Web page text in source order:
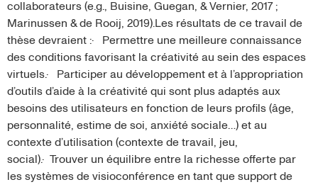
collaborateurs (e.g., Buisine, Guegan, & Vernier, 2017 ;
Marinussen & de Rooij, 2019).Les résultats de ce travail de
thèse devraient :· Permettre une meilleure connaissance
des conditions favorisant la créativité au sein des espaces
virtuels.· Participer au développement et à l’appropriation
d’outils d’aide à la créativité qui sont plus adaptés aux
besoins des utilisateurs en fonction de leurs profils (âge,
personnalité, estime de soi, anxiété sociale…) et au
contexte d’utilisation (contexte de travail, jeu,
social).· Trouver un équilibre entre la richesse offerte par
les systèmes de visioconférence en tant que support de